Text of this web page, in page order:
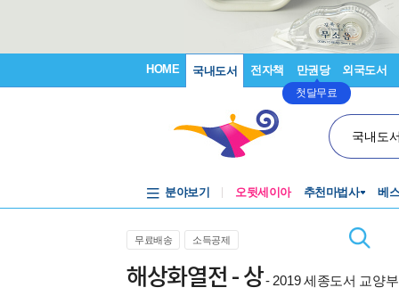
HOME 국내도서 전자책 만권당
첫달무료
외국도서
국내도
분야보기 오뒷세이아 추천마법사 베
무료배송 소득공제
해상화열전 - 상- 2019 세종도서 교양